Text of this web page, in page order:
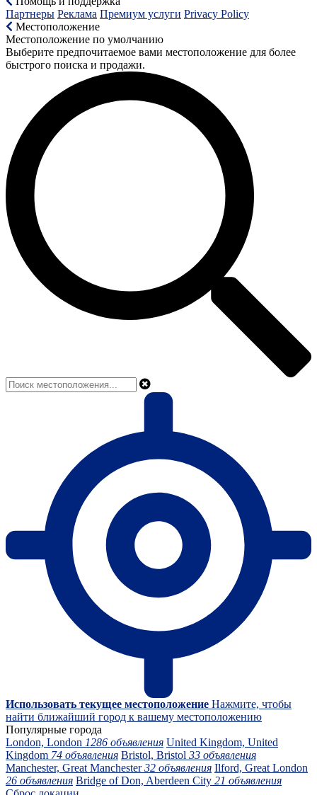
Партнеры Реклама Премиум услуги Privacy Policy
Местоположение
Местоположение по умолчанию
Выберите предпочитаемое вами местоположение для более
быстрого поиска и продажи.
Использовать текущее местоположение Нажмите, чтобы
найти ближайший город к вашему местоположению
Популярные города
London, London 1286 объявления United Kingdom, United
Kingdom 74 объявления Bristol, Bristol 33 объявления
Manchester, Great Manchester32 объявления Ilford, Great London
26 объявления Bridge of Don, Aberdeen City 21 объявления